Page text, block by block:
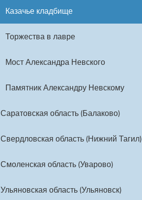
Казачье кладбище
Торжества в лавре
Мост Александра Невского
Памятник Александру Невскому
Саратовская область (Балаково)
Свердловская область (Нижний Тагил)
Смоленская область (Уварово)
Ульяновская область (Ульяновск)